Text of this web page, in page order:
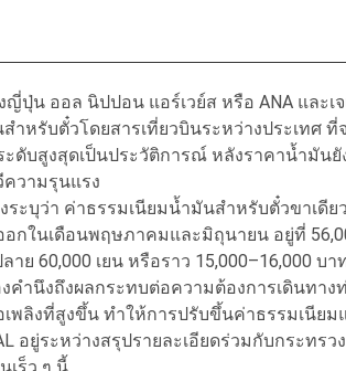
ปุ่น ออล นิปปอน แอร์เวย์ส หรือ ANA และเ
ำหรับตั๋วโดยสารเที่ยวบินระหว่างประเทศ
ดับสูงสุดเป็นประวัติการณ์ หลังราคาน้ำมัน
วามรุนแรง
ระบุว่า ค่าธรรมเนียมน้ำมันสำหรับตั๋วขาเดีย
กในเดือนพฤษภาคมและมิถุนายน อยู่ที่
ย 60,000 เยน หรือราว 15,000–16,000 บา
คำนึงถึงผลกระทบต่อความต้องการเดินทาง
พลิงที่สูงขึ้น ทำให้การปรับขึ้นค่าธรรมเนียม
อยู่ระหว่างสรุปรายละเอียดร่วมกับกระทร